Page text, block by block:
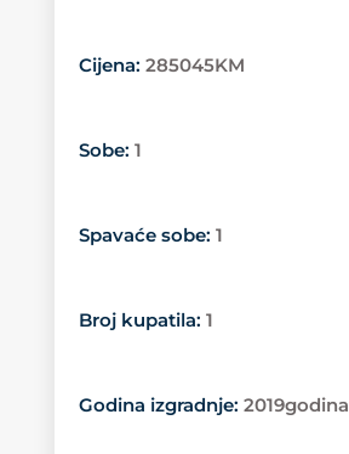
Cijena: 285045KM
Sobe: 1
Spavaće sobe: 1
Broj kupatila: 1
Godina izgradnje: 2019godina